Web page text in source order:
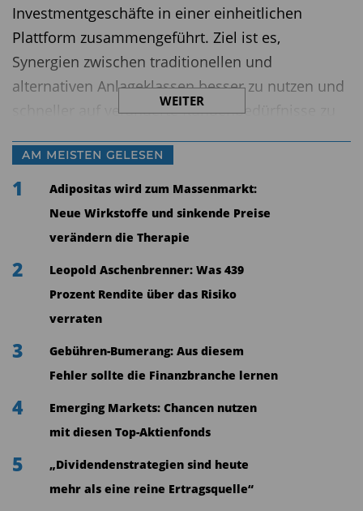
Investmentgeschäfte in einer einheitlichen
Plattform zusammengeführt. Ziel ist es,
Synergien zwischen traditionellen und
alternativen Anlageklassen besser zu nutzen und
schneller auf veränderte Kundenbedürfnisse zu
Asset Management, betont die Bedeutung der
Personalentscheidung: Sonja Laud bringe
hochgradig komplementäre Fähigkeiten und
Fachkenntnisse mit und werde gemeinsam mit
entscheidend vorantreiben.
Start im Juli 2026 – Sonja Laud übernimmt
Sonja Laud wird ihre neue Rolle am 1. Juli 2026 in
London antreten. Sie wird Mitglied des
Managementteams von UBS Asset Management
of UBS-AM EMEA. In dieser Rolle berichtet sie
neben Aleksandar Ivanovic auch an Beatriz
WEITER
AM MEISTEN GELESEN
1
Adipositas wird zum Massenmarkt:
Neue Wirkstoffe und sinkende Preise
verändern die Therapie
2
Leopold Aschenbrenner: Was 439
Prozent Rendite über das Risiko
verraten
3
Gebühren-Bumerang: Aus diesem
Fehler sollte die Finanzbranche lernen
4
Emerging Markets: Chancen nutzen
mit diesen Top-Aktienfonds
5
„Dividendenstrategien sind heute
mehr als eine reine Ertragsquelle“